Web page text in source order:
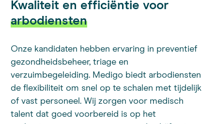
Kwaliteit en efficiëntie voor
arbodiensten
Onze kandidaten hebben ervaring in preventief
gezondheidsbeheer, triage en
verzuimbegeleiding. Medigo biedt arbodiensten
de flexibiliteit om snel op te schalen met tijdelijk
of vast personeel. Wij zorgen voor medisch
talent dat goed voorbereid is op het